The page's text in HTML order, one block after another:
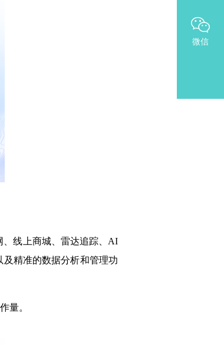
微信
、线上商城、雷达追踪、AI
精准的数据分析和管理功
量。